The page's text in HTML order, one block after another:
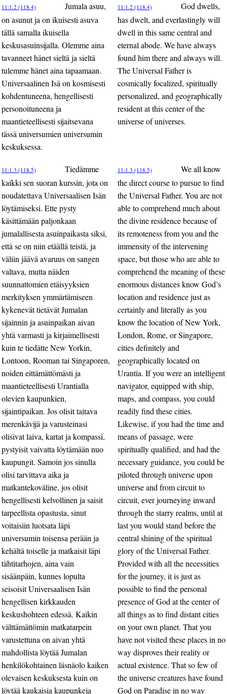
11:1.2 (118.4)
Jumala asuu,
on asunut ja on ikuisesti asuva
tällä samalla ikuisella
keskusasuinsijalla. Olemme aina
tavanneet hänet sieltä ja sieltä
tulemme hänet aina tapaamaan.
Universaalinen Isä on kosmisesti
kohdentuneena, hengellisesti
personoituneena ja
maantieteellisesti sijaitsevana
tässä universumien universumin
keskuksessa.
11:1.2 (118.4)
God dwells,
has dwelt, and everlastingly will
dwell in this same central and
eternal abode. We have always
found him there and always will.
The Universal Father is
cosmically focalized, spiritually
personalized, and geographically
resident at this center of the
universe of universes.
11:1.3 (118.5)
Tiedämme
kaikki sen suoran kurssin, jota on
noudatettava Universaalisen Isän
löytämiseksi. Ette pysty
käsittämään paljonkaan
jumalallisesta asuinpaikasta siksi,
että se on niin etäällä teistä, ja
väliin jäävä avaruus on sangen
valtava, mutta näiden
suunnattomien etäisyyksien
merkityksen ymmärtämiseen
kykenevät tietävät Jumalan
sijainnin ja asuinpaikan aivan
yhtä varmasti ja kirjaimellisesti
kuin te tiedätte New Yorkin,
Lontoon, Rooman tai Singaporen,
noiden eittämättömästi ja
maantieteellisesti Urantialla
olevien kaupunkien,
sijaintipaikan. Jos olisit taitava
merenkävijä ja varusteinasi
olisivat laiva, kartat ja kompassi,
pystyisit vaivatta löytämään nuo
kaupungit. Samoin jos sinulla
olisi tarvittava aika ja
matkantekoväline, jos olisit
hengellisesti kelvollinen ja saisit
tarpeellista opastusta, sinut
voitaisiin luotsata läpi
universumin toisensa perään ja
kehältä toiselle ja matkaisit läpi
tähtitarhojen, aina vain
sisäänpäin, kunnes lopulta
seisoisit Universaalisen Isän
hengellisen kirkkauden
keskushohteen edessä. Kaikin
välttämättömin matkatarpein
varustettuna on aivan yhtä
mahdollista löytää Jumalan
henkilökohtainen läsnäolo kaiken
olevaisen keskuksesta kuin on
löytää kaukaisia kaupunkeja
11:1.3 (118.5)
We all know
the direct course to pursue to find
the Universal Father. You are not
able to comprehend much about
the divine residence because of
its remoteness from you and the
immensity of the intervening
space, but those who are able to
comprehend the meaning of these
enormous distances know God’s
location and residence just as
certainly and literally as you
know the location of New York,
London, Rome, or Singapore,
cities definitely and
geographically located on
Urantia. If you were an intelligent
navigator, equipped with ship,
maps, and compass, you could
readily find these cities.
Likewise, if you had the time and
means of passage, were
spiritually qualified, and had the
necessary guidance, you could be
piloted through universe upon
universe and from circuit to
circuit, ever journeying inward
through the starry realms, until at
last you would stand before the
central shining of the spiritual
glory of the Universal Father.
Provided with all the necessities
for the journey, it is just as
possible to find the personal
presence of God at the center of
all things as to find distant cities
on your own planet. That you
have not visited these places in no
way disproves their reality or
actual existence. That so few of
the universe creatures have found
God on Paradise in no way